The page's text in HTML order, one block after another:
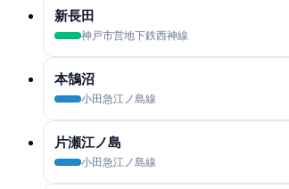
新長田
神戸市営地下鉄西神線
本鵠沼
小田急江ノ島線
片瀬江ノ島
小田急江ノ島線